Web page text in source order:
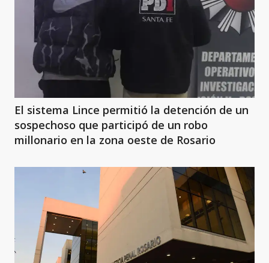
El sistema Lince permitió la detención de un
sospechoso que participó de un robo
millonario en la zona oeste de Rosario